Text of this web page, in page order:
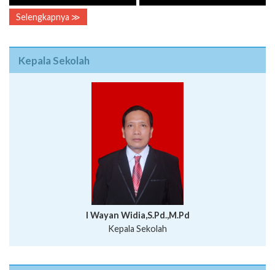
Selengkapnya ≫
Kepala Sekolah
I Wayan Widia,S.Pd.,M.Pd
Kepala Sekolah